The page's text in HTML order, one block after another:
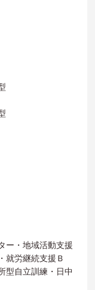
ー・地域活動支援
就労継続支援Ｂ
型自立訓練・日中